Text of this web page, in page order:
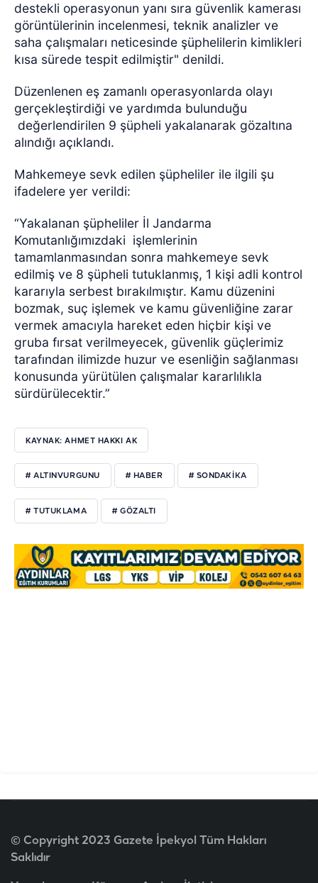
destekli operasyonun yanı sıra güvenlik kamerası
görüntülerinin incelenmesi, teknik analizler ve
saha çalışmaları neticesinde şüphelilerin kimlikleri
kısa sürede tespit edilmiştir" denildi.
Düzenlenen eş zamanlı operasyonlarda olayı
gerçekleştirdiği ve yardımda bulunduğu
değerlendirilen 9 şüpheli yakalanarak gözaltına
alındığı açıklandı.
Mahkemeye sevk edilen şüpheliler ile ilgili şu
ifadelere yer verildi:
“Yakalanan şüpheliler İl Jandarma
Komutanlığımızdaki işlemlerinin
tamamlanmasından sonra mahkemeye sevk
edilmiş ve 8 şüpheli tutuklanmış, 1 kişi adli kontrol
kararıyla serbest bırakılmıştır. Kamu düzenini
bozmak, suç işlemek ve kamu güvenliğine zarar
vermek amacıyla hareket eden hiçbir kişi ve
gruba fırsat verilmeyecek, güvenlik güçlerimiz
tarafından ilimizde huzur ve esenliğin sağlanması
konusunda yürütülen çalışmalar kararlılıkla
sürdürülecektir.”
KAYNAK: AHMET HAKKI AK
# ALTINVURGUNU # HABER # SONDAKİKA
# TUTUKLAMA # GÖZALTI
© Copyright 2023 Gazete İpekyol Tüm Hakları
Saklıdır